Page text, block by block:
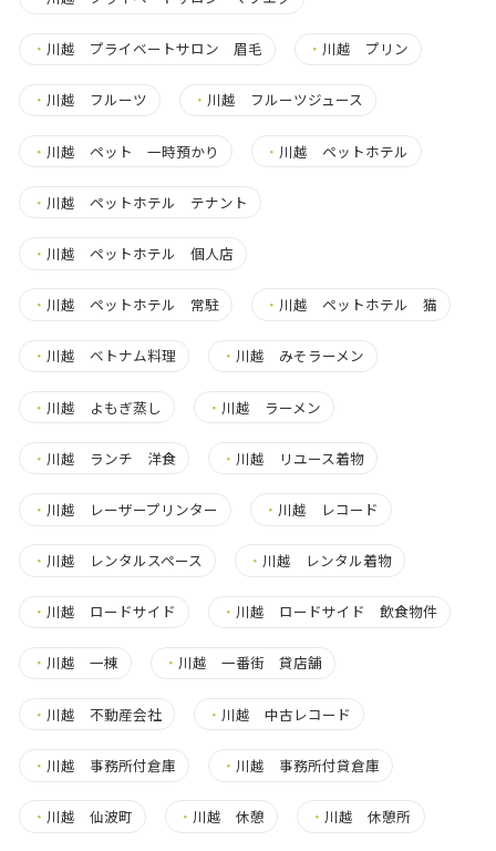
・ 川越 プライベートサロン 眉毛 ・ 川越 プリン
・ 川越 フルーツ ・ 川越 フルーツジュース
・ 川越 ペット 一時預かり ・ 川越 ペットホテル
・ 川越 ペットホテル テナント
・ 川越 ペットホテル 個人店
・ 川越 ペットホテル 常駐 ・ 川越 ペットホテル 猫
・ 川越 ベトナム料理 ・ 川越 みそラーメン
・ 川越 よもぎ蒸し ・ 川越 ラーメン
・ 川越 ランチ 洋食 ・ 川越 リユース着物
・ 川越 レーザープリンター ・ 川越 レコード
・ 川越 レンタルスペース ・ 川越 レンタル着物
・ 川越 ロードサイド ・ 川越 ロードサイド 飲食物件
・ 川越 一棟 ・ 川越 一番街 貸店舗
・ 川越 不動産会社 ・ 川越 中古レコード
・ 川越 事務所付倉庫 ・ 川越 事務所付貸倉庫
・ 川越 仙波町 ・ 川越 休憩 ・ 川越 休憩所